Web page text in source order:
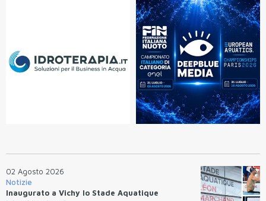
02 Agosto 2026
Notizie
Inaugurato a Vichy lo Stade Aquatique